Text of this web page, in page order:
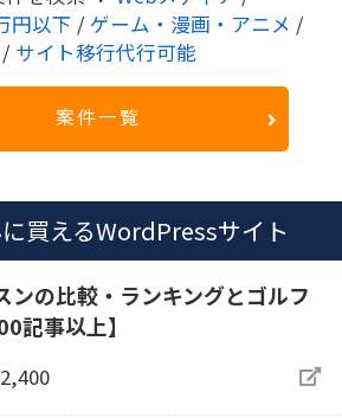
円以下 / ゲーム・漫画・アニメ /
/ サイト移行代行可能
案件一覧
買えるWordPressサイト
ンの比較・ランキングとゴルフ
記事以上】